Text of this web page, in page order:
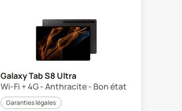
Galaxy Tab S8 Ultra
Wi-Fi + 4G - Anthracite - Bon état
Garanties légales